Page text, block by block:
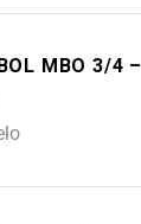
MBO 3/4 –